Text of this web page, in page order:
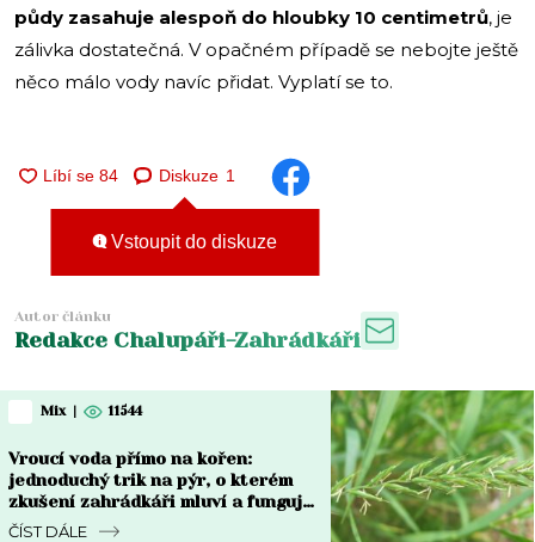
půdy zasahuje alespoň do hloubky 10 centimetrů, je
zálivka dostatečná. V opačném případě se nebojte ještě
něco málo vody navíc přidat. Vyplatí se to.
Diskuze 1
Vstoupit do diskuze
Autor článku
Redakce Chalupáři-Zahrádkáři
Mix 11544
Vroucí voda přímo na kořen:
jednoduchý trik na pýr, o kterém
zkušení zahrádkáři mluví a funguje
do týdne
ČÍST DÁLE